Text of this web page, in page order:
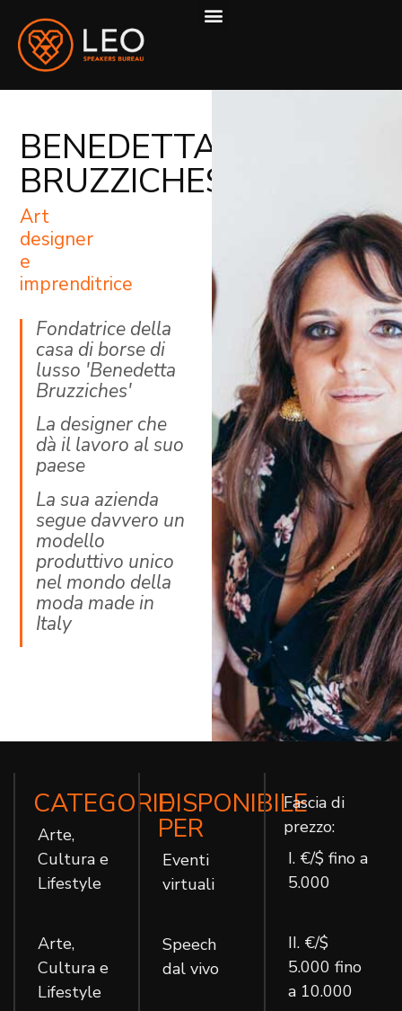
BENEDETTA
BRUZZICHES
Art
designer
e
imprenditrice
Fondatrice della
casa di borse di
lusso 'Benedetta
Bruzziches'
La designer che
dà il lavoro al suo
paese
La sua azienda
segue davvero un
modello
produttivo unico
nel mondo della
moda made in
Italy
CATEGORIE
Arte,
Cultura e
Lifestyle
Arte,
Cultura e
Lifestyle
DISPONIBILE
PER
Eventi
virtuali
Speech
dal vivo
Fascia di
prezzo:
I. €/$ fino a
5.000
II. €/$
5.000 fino
a 10.000